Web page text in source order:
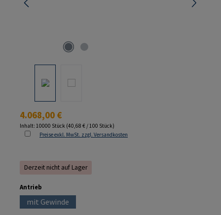
Regulärer Preis:
4.068,00 €
Inhalt: 10000 Stück (40,68 € / 100 Stück)
Preise exkl. MwSt. zzgl. Versandkosten
Derzeit nicht auf Lager
Antrieb
mit Gewinde(Diese Option ist zurzeit nicht verfügbar.)